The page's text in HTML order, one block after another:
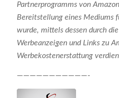
Partnerprogramms von
Bereitstellung eines Mediums
wurde, mittels dessen durch
Werbeanzeigen und Links zu
Werbekostenerstattung
———————————-